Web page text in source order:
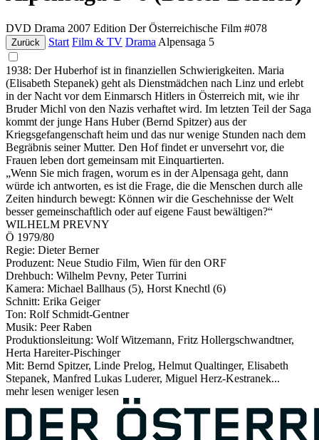
DVD Drama 2007 Edition Der Österreichische Film #078
Zurück Start Film & TV Drama Alpensaga 5
1938: Der Huberhof ist in finanziellen Schwierigkeiten. Maria
(Elisabeth Stepanek) geht als Dienstmädchen nach Linz und erlebt
in der Nacht vor dem Einmarsch Hitlers in Österreich mit, wie ihr
Bruder Michl von den Nazis verhaftet wird. Im letzten Teil der Saga
kommt der junge Hans Huber (Bernd Spitzer) aus der
Kriegsgefangenschaft heim und das nur wenige Stunden nach dem
Begräbnis seiner Mutter. Den Hof findet er unversehrt vor, die
Frauen leben dort gemeinsam mit Einquartierten.
„Wenn Sie mich fragen, worum es in der Alpensaga geht, dann
würde ich antworten, es ist die Frage, die die Menschen durch alle
Zeiten hindurch bewegt: Können wir die Geschehnisse der Welt
besser gemeinschaftlich oder auf eigene Faust bewältigen?“
WILHELM PREVNY
Ö 1979/80
Regie: Dieter Berner
Produzent: Neue Studio Film, Wien für den ORF
Drehbuch: Wilhelm Pevny, Peter Turrini
Kamera: Michael Ballhaus (5), Horst Knechtl (6)
Schnitt: Erika Geiger
Ton: Rolf Schmidt-Gentner
Musik: Peer Raben
Produktionsleitung: Wolf Witzemann, Fritz Hollergschwandtner,
Herta Hareiter-Pischinger
Mit: Bernd Spitzer, Linde Prelog, Helmut Qualtinger, Elisabeth
Stepanek, Manfred Lukas Luderer, Miguel Herz-Kestranek...
mehr lesen weniger lesen